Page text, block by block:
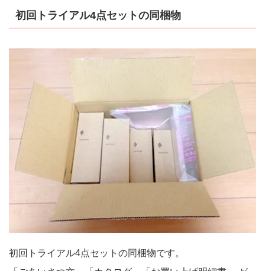
初回トライアル4点セットの同梱物
初回トライアル4点セットの同梱物です。